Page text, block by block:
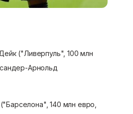
("Ливерпуль", 100 млн
Арнольд
140 млн евро,